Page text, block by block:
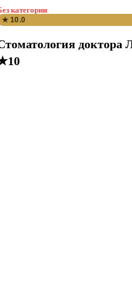
категории
★ 10.0
доктора